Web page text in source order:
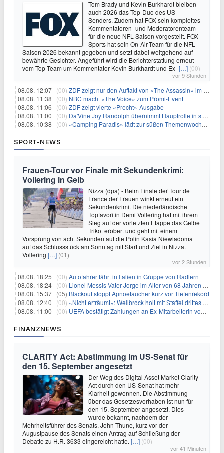
Tom Brady und Kevin Burkhardt bleiben
auch 2026 das Top-Duo des US-
Senders. Zudem hat FOX sein komplettes
Kommentatoren- und Moderatorenteam
für die neue NFL-Saison vorgestellt. FOX
Sports hat sein On-Air-Team für die NFL-
Saison 2026 bekannt gegeben und setzt dabei weitgehend auf
bewährte Gesichter. Angeführt wird die Berichterstattung erneut
vom Top-Team um Kommentator Kevin Burkhardt und Ex-[…] (00)
vor 9 Stunden
08.08. 12:07 | (00) ZDF zeigt nur den Auftakt von «The Assassin» im Fernsehen
08.08. 11:38 | (00) NBC macht «The Voice» zum Promi-Event
08.08. 11:06 | (00) ZDF zeigt vierte «Precht»-Ausgabe
08.08. 11:00 | (00) Da'Vine Joy Randolph übernimmt Hauptrolle in starbesetzter schwarzer Komödie
08.08. 10:38 | (00) «Camping Paradis» lädt zur süßen Themenwoche ein
SPORT-NEWS
Frauen-Tour vor Finale mit Sekundenkrimi:
Vollering in Gelb
Nizza (dpa) - Beim Finale der Tour de
France der Frauen winkt erneut ein
Sekundenkrimi. Die niederländische
Topfavoritin Demi Vollering hat mit ihrem
Sieg auf der vorletzten Etappe das Gelbe
Trikot erobert und geht mit einem
Vorsprung von acht Sekunden auf die Polin Kasia Niewiadoma
auf das Schlussstück am Sonntag mit Start und Ziel in Nizza.
Vollering […] (01)
vor 2 Stunden
08.08. 18:25 | (00) Autofahrer fährt in Italien in Gruppe von Radlern
08.08. 18:24 | (00) Lionel Messis Vater Jorge im Alter von 68 Jahren gestorben
08.08. 15:37 | (05) Blackout stoppt Apnoetaucher kurz vor Tiefenrekord
08.08. 12:40 | (00) «Nicht erträumt»: Wellbrock holt mit Staffel drittes EM-Gold
08.08. 11:00 | (00) UEFA bestätigt Zahlungen an Ex-Mitarbeiterin von Infantino
FINANZNEWS
CLARITY Act: Abstimmung im US-Senat für
den 15. September angesetzt
Der Weg des Digital Asset Market Clarity
Act durch den US-Senat hat mehr
Klarheit gewonnen. Die Abstimmung
über das Gesetzesvorhaben ist nun für
den 15. September angesetzt. Dies
wurde bekannt, nachdem der
Mehrheitsführer des Senats, John Thune, kurz vor der
Augustpause des Senats einen Antrag auf Schließung der
Debatte zu H.R. 3633 eingereicht hatte. […] (00)
vor 41 Minuten